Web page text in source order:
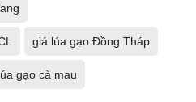
giá lúa gạo Đồng Tháp
gạo cà mau